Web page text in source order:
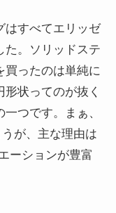
はすべてエリッゼ
た。ソリッドステ
買ったのは単純に
状ってのが抜く
つです。まぁ、
が、主な理由は
ーションが豊富